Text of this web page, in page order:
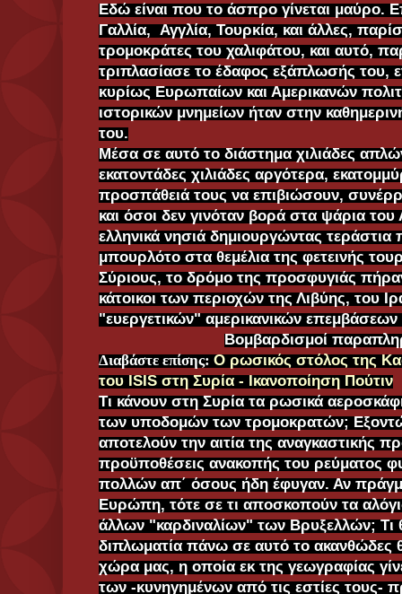
Εδώ είναι που το άσπρο γίνεται μαύρο.
Γαλλία, Αγγλία, Τουρκία, και άλλες,
τρομοκράτες του χαλιφάτου, και αυτό,
τριπλασίασε το έδαφος εξάπλωσής του,
κυρίως Ευρωπαίων και Αμερικανών
ιστορικών μνημείων ήταν στην
του.
Μέσα σε αυτό το διάστημα χιλιάδες
εκατοντάδες χιλιάδες αργότερα,
προσπάθειά τους να επιβιώσουν,
και όσοι δεν γινόταν βορά στα ψάρια
ελληνικά νησιά δημιουργώντας τεράστια
μπουρλότο στα θεμέλια της φετεινής
Σύριους, το δρόμο της προσφυγιάς
κάτοικοι των περιοχών της Λιβύης, του
"ευεργετικών" αμερικανικών
Βομβαρδισμοί
Διαβάστε επίσης:Ο ρωσικός στόλος της
του ISIS στη Συρία - Ικανοποίηση Πούτιν
Τι κάνουν στη Συρία τα ρωσικά
των υποδομών των τρομοκρατών;
αποτελούν την αιτία της αναγκαστικής
προϋποθέσεις ανακοπής του ρεύματος
πολλών απ΄ όσους ήδη έφυγαν. Αν
Ευρώπη, τότε σε τι αποσκοπούν τα
άλλων "καρδιναλίων" των Βρυξελλών; Τι
διπλωματία πάνω σε αυτό το ακανθώδες
χώρα μας, η οποία εκ της γεωγραφίας
των -κυνηγημένων από τις εστίες τους-